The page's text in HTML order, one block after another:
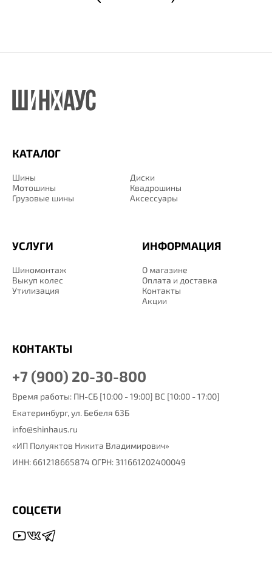
КАТАЛОГ
Шины
Диски
Мотошины
Квадрошины
Грузовые шины
Аксессуары
ИНФОРМАЦИЯ
О магазине
Оплата и доставка
Контакты
Акции
УСЛУГИ
Шиномонтаж
Выкуп колес
Утилизация
КОНТАКТЫ
+7 (900) 20-30-800
Время работы: ПН-СБ [10:00 - 19:00] ВС [10:00 - 17:00]
Екатеринбург, ул. Бебеля 63Б
info@shinhaus.ru
«ИП Полуяктов Никита Владимирович»
ИНН: 661218665874 ОГРН: 311661202400049
СОЦСЕТИ